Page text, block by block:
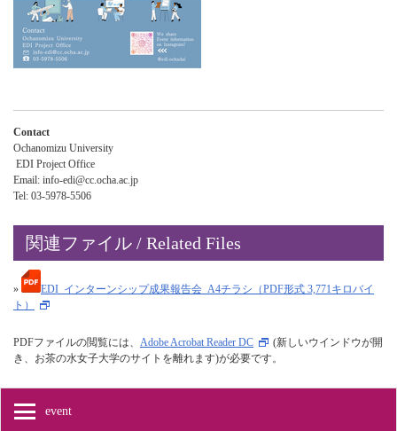
Contact
Ochanomizu University
EDI Project Office
Email: info-edi@cc.ocha.ac.jp
Tel: 03-5978-5506
関連ファイル / Related Files
»
EDI_インターンシップ成果報告会_A4チラシ（PDF形式 3,771キロバイ
ト）
PDFファイルの閲覧には、 Adobe Acrobat Reader DC
(新しいウインドウが開
き、お茶の水女子大学のサイトを離れます)が必要です。
event